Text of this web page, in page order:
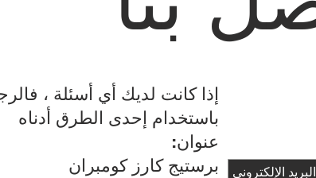
إذا كانت لديك أي أسئلة ،
باستخدام إحدى الطرق أدناه
عنوان:
برستيج كارز كومبران